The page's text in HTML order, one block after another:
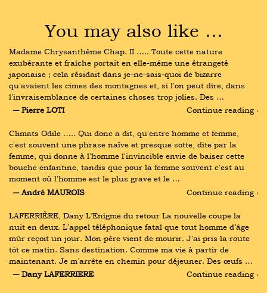
You may also like …
Madame Chrysanthème Chap. II ….. Toute cette nature
exubérante et fraîche portait en elle-même une étrangeté
japonaise ; cela résidait dans je-ne-sais-quoi de bizarre
qu'avaient les cimes des montagnes et, si l'on peut dire, dans
l'invraisemblance de certaines choses trop jolies. Des …
― Pierre LOTI
Continue reading ›
Climats Odile ….. Qui donc a dit, qu'entre homme et femme,
c'est souvent une phrase naïve et presque sotte, dite par la
femme, qui donne à l'homme l'invincible envie de baiser cette
bouche enfantine, tandis que pour la femme souvent c'est au
moment où l'homme est le plus grave et le …
― André MAUROIS
Continue reading ›
LAFERRIÈRE, Dany L’Enigme du retour La nouvelle coupe la
nuit en deux. L’appel téléphonique fatal que tout homme d’âge
mûr reçoit un jour. Mon père vient de mourir. J’ai pris la route
tôt ce matin. Sans destination. Comme ma vie à partir de
maintenant. Je m’arrête en chemin pour déjeuner. Des œufs …
― Dany LAFERRIERE
Continue reading ›